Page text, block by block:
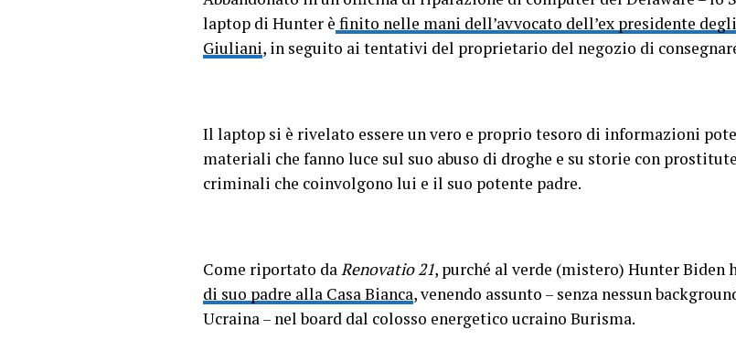
laptop di Hunter è finito nelle mani dell’avvocato dell’ex presidente
Giuliani, in seguito ai tentativi del proprietario del negozio di
Il laptop si è rivelato essere un vero e proprio tesoro di informazioni
materiali che fanno luce sul suo abuso di droghe e su storie con
criminali che coinvolgono lui e il suo potente padre.
Come riportato daRenovatio 21, purché al verde (mistero) Hunter Biden
di suo padre alla Casa Bianca, venendo assunto – senza nessun
Ucraina – nel board dal colosso energetico ucraino Burisma.